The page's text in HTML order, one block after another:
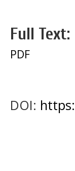
Full Text:
PDF
DOI: